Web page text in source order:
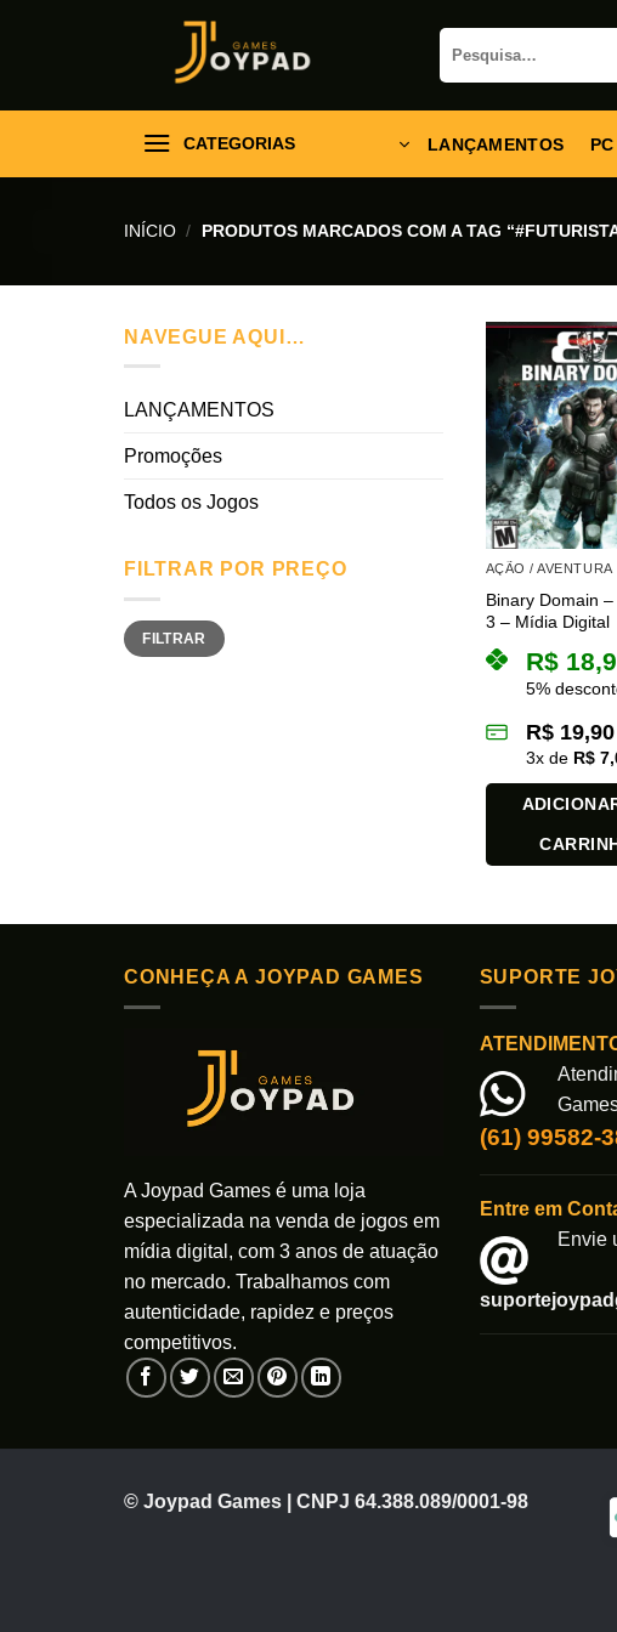
Pesquisar
por:
CATEGORIAS LANÇAMENTOS
INÍCIO / PRODUTOS MARCADOS COM A TAG
NAVEGUE AQUI…
LANÇAMENTOS
Promoções
Todos os Jogos
FILTRAR POR PREÇO
Preço
mínimo
Preço
máximo
FILTRAR
AÇÃO / AVENTURA
Binary Domain
3 – Mídia Digital
R$
5%
R$19,90
3x de R$
CONHEÇA A JOYPAD GAMES
A Joypad Games é uma loja
especializada na venda de jogos em
mídia digital, com 3 anos de atuação
no mercado. Trabalhamos com
autenticidade, rapidez e preços
competitivos.
SUPORTE
(61) 99582-
Entre em
Envie
© Joypad Games | CNPJ 64.388.089/0001-98